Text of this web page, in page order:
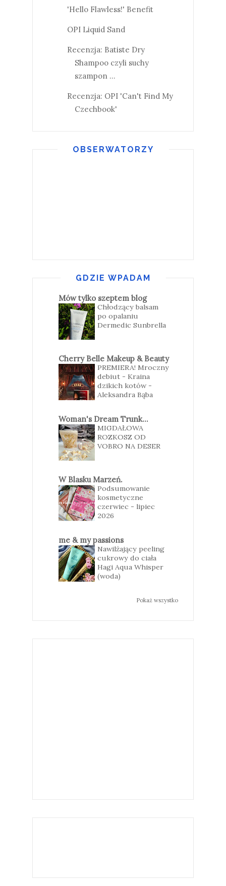
'Hello Flawless!' Benefit
OPI Liquid Sand
Recenzja: Batiste Dry
Shampoo czyli suchy
szampon ...
Recenzja: OPI 'Can't Find My
Czechbook'
OBSERWATORZY
GDZIE WPADAM
Mów tylko szeptem blog
Chłodzący balsam
po opalaniu
Dermedic Sunbrella
Cherry Belle Makeup & Beauty
PREMIERA! Mroczny
debiut - Kraina
dzikich kotów -
Aleksandra Bąba
Woman's Dream Trunk...
MIGDAŁOWA
ROZKOSZ OD
VOBRO NA DESER
W Blasku Marzeń.
Podsumowanie
kosmetyczne
czerwiec - lipiec
2026
me & my passions
Nawilżający peeling
cukrowy do ciała
Hagi Aqua Whisper
(woda)
Pokaż wszystko